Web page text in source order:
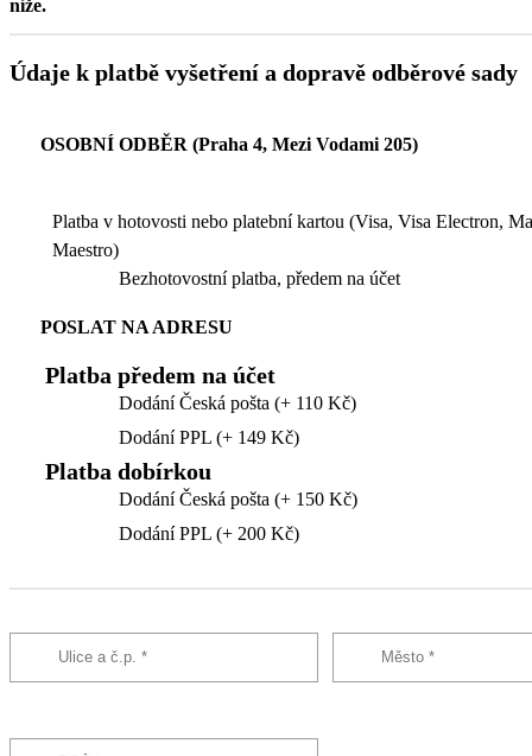
níže.
Údaje k platbě vyšetření a dopravě odběrové sady
OSOBNÍ ODBĚR (Praha 4, Mezi Vodami 205)
Platba v hotovosti nebo platební kartou (Visa, Visa Electron,
Maestro)
Bezhotovostní platba, předem na účet
POSLAT NA ADRESU
Platba předem na účet
Dodání Česká pošta (+ 110 Kč)
Dodání PPL (+ 149 Kč)
Platba dobírkou
Dodání Česká pošta (+ 150 Kč)
Dodání PPL (+ 200 Kč)